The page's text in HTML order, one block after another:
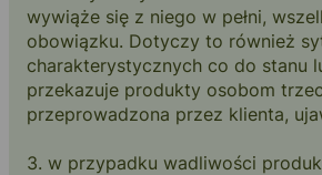
wywiąże się z niego w pełni,
obowiązku. Dotyczy to również
charakterystycznych co do stanu
przekazuje produkty osobom
przeprowadzona przez klienta,
3. w przypadku wadliwości